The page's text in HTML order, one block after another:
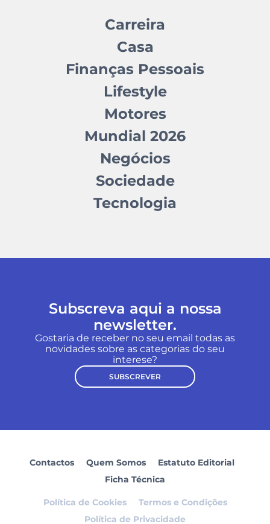
Carreira
Casa
Finanças Pessoais
Lifestyle
Motores
Mundial 2026
Negócios
Sociedade
Tecnologia
Subscreva aqui a nossa
newsletter.
Gostaria de receber no seu email todas as
novidades sobre as categorias do seu
interese?
SUBSCREVER
Contactos Quem Somos
Estatuto Editorial
Ficha Técnica
Política de Cookies
Termos e Condições
Política de Privacidade